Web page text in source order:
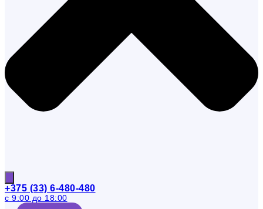
+375 (33) 6-480-480
с 9:00 до 18:00